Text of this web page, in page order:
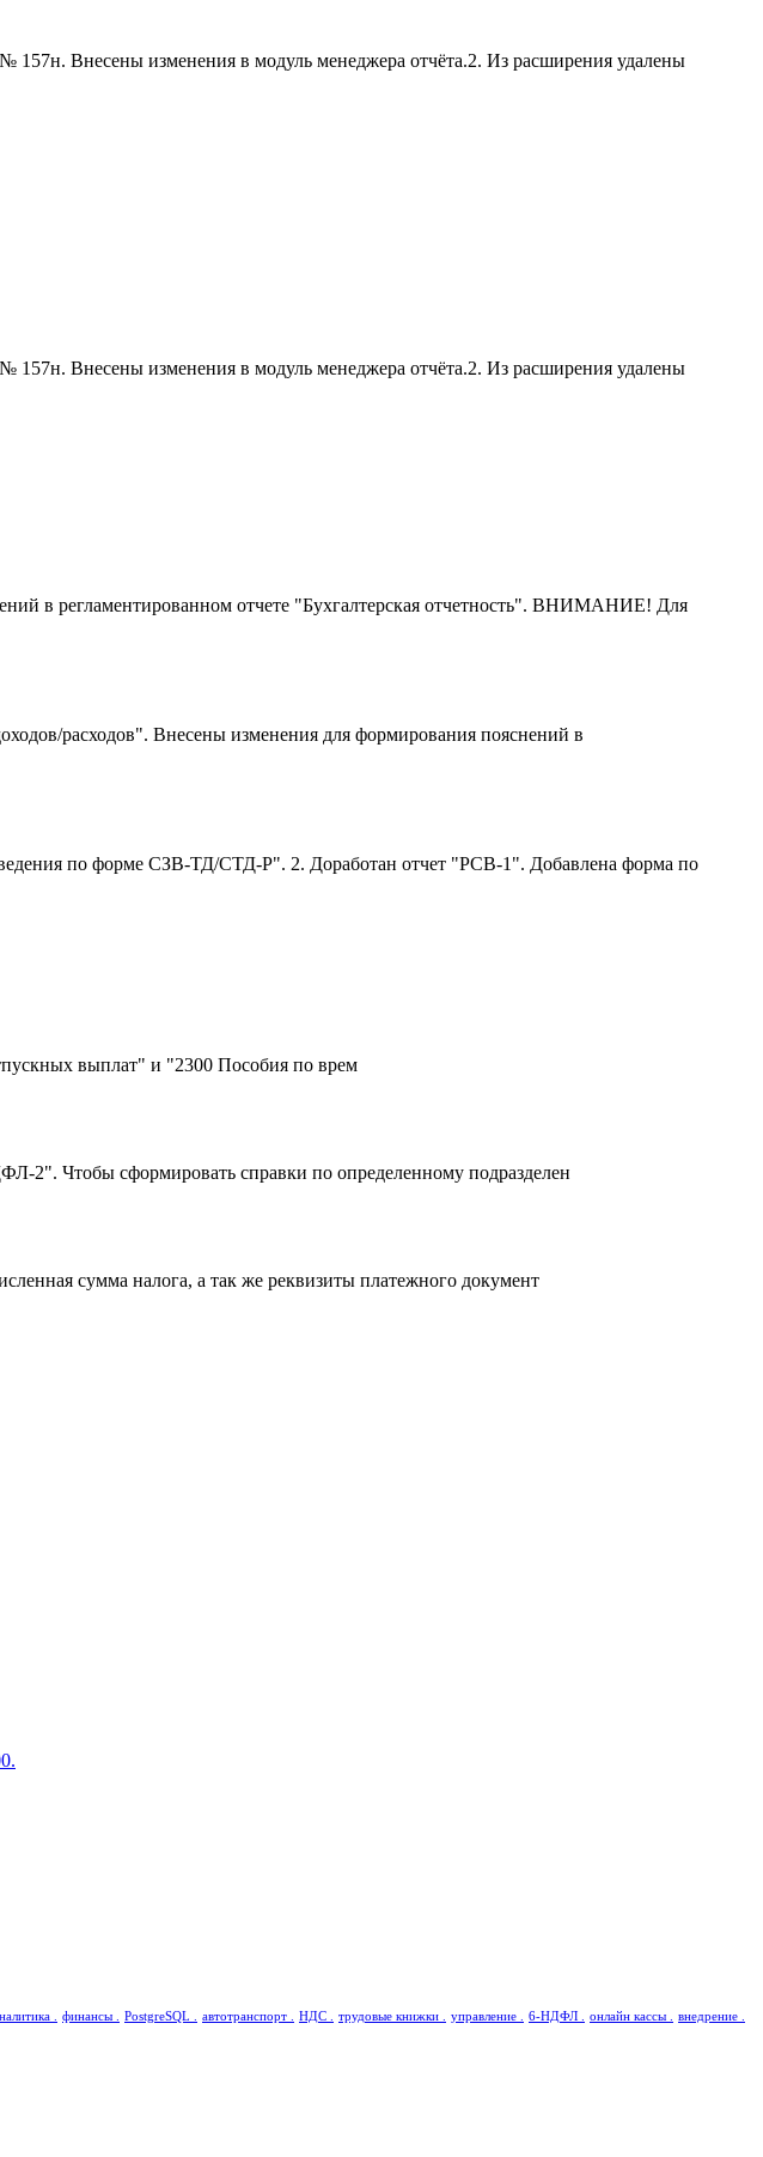
157н. Внесены изменения в модуль менеджера отчёта.2. Из расширения удалены
157н. Внесены изменения в модуль менеджера отчёта.2. Из расширения удалены
в регламентированном отчете "Бухгалтерская отчетность". ВНИМАНИЕ! Для
расходов". Внесены изменения для формирования пояснений в
по форме СЗВ-ТД/СТД-Р". 2. Доработан отчет "РСВ-1". Добавлена форма по
выплат" и "2300 Пособия по врем
2". Чтобы сформировать справки по определенному подразделен
сумма налога, а так же реквизиты платежного документ
. финансы . PostgreSQL . автотранспорт . НДС . трудовые книжки . управление . 6-НДФЛ . онлайн кассы .
внедрение .